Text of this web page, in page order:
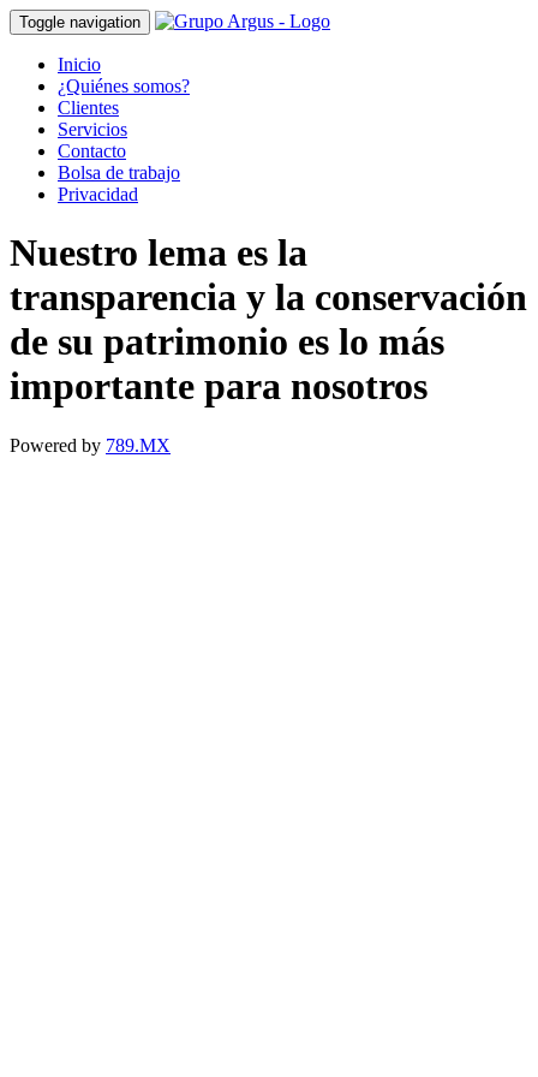
Toggle navigation
Inicio
¿Quiénes somos?
Clientes
Servicios
Contacto
Bolsa de trabajo
Privacidad
Nuestro lema es la
transparencia y la conservación
de su patrimonio es lo más
importante para nosotros
Powered by 789.MX